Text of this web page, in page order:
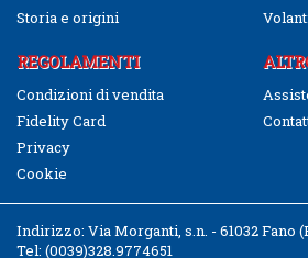
Storia e origini
REGOLAMENTI
Condizioni di vendita
Fidelity Card
Privacy
Cookie
Indirizzo: Via Morganti, s.n. - 61032 Fano
Tel: (0039)328.9774651